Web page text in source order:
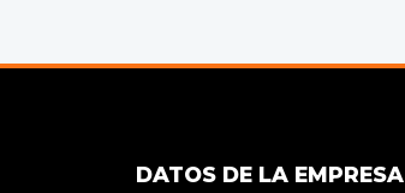
DATOS DE LA EMPRESA